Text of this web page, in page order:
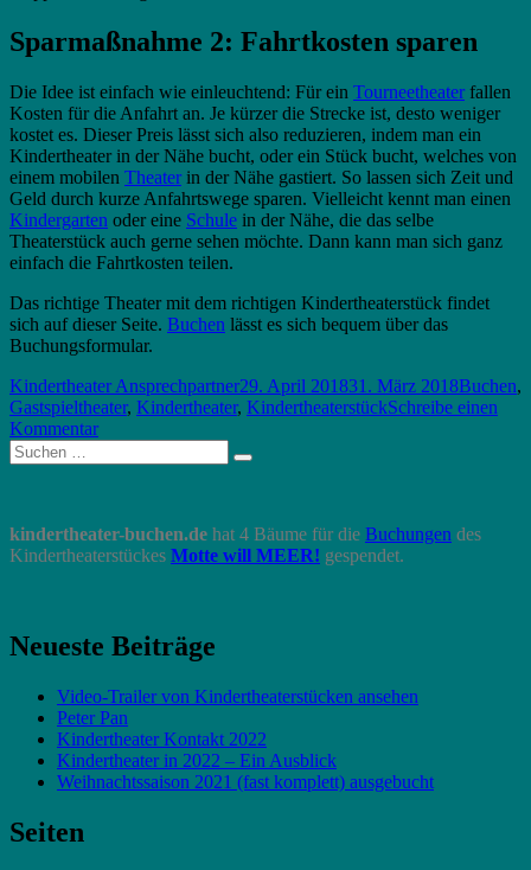
Sparmaßnahme 2: Fahrtkosten sparen
Die Idee ist einfach wie einleuchtend: Für ein Tourneetheater fallen
Kosten für die Anfahrt an. Je kürzer die Strecke ist, desto weniger
kostet es. Dieser Preis lässt sich also reduzieren, indem man ein
Kindertheater in der Nähe bucht, oder ein Stück bucht, welches von
einem mobilen Theater in der Nähe gastiert. So lassen sich Zeit und
Geld durch kurze Anfahrtswege sparen. Vielleicht kennt man einen
Kindergarten oder eine Schule in der Nähe, die das selbe
Theaterstück auch gerne sehen möchte. Dann kann man sich ganz
einfach die Fahrtkosten teilen.
Das richtige Theater mit dem richtigen Kindertheaterstück findet
sich auf dieser Seite. Buchen lässt es sich bequem über das
Buchungsformular.
Autor
Kindertheater AnsprechpartnerVeröffentlicht
am
29. April 201831. März 2018Buchen,
Gastspieltheater, Kindertheater, KindertheaterstückSchreibe einen
Kommentarzu
buchen
sparen
Suche
nach:
Suchen
kindertheater-buchen.de hat 4 Bäume für die Buchungen des
Kindertheaterstückes Motte will MEER! gespendet.
Neueste Beiträge
Video-Trailer von Kindertheaterstücken ansehen
Peter Pan
Kindertheater Kontakt 2022
Kindertheater in 2022 – Ein Ausblick
Weihnachtssaison 2021 (fast komplett) ausgebucht
Seiten